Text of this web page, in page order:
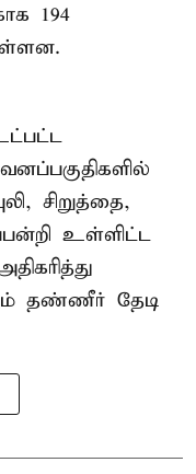
194
சிறுத்தை,
உள்ளிட்ட
தண்ணீர் தேடி